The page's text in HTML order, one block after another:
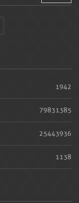
1942
79831385
25443936
1138